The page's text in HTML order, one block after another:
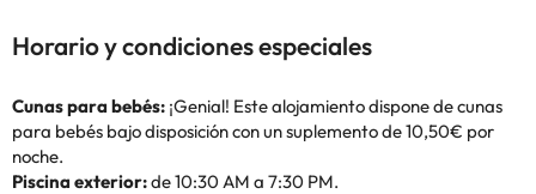
Horario y condiciones especiales
Cunas para bebés: ¡Genial! Este alojamiento dispone de cunas
para bebés bajo disposición con un suplemento de 10,50€ por
noche.
Piscina exterior:de 10:30 AM a 7:30 PM.